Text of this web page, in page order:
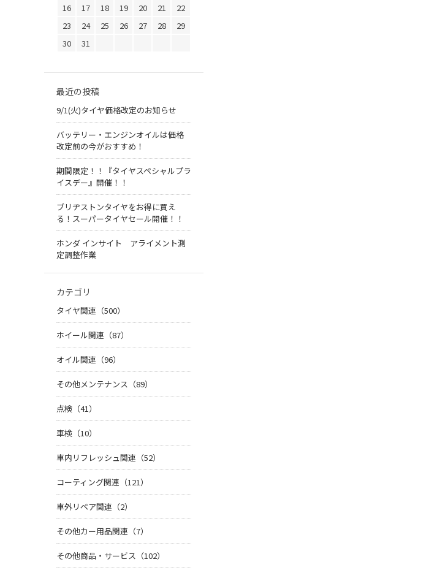
16
17 18 19 20 21
22
23
24 25 26 27 28
29
30
31
最近の投稿
9/1(火)タイヤ価格改定のお知らせ
バッテリー・エンジンオイルは価格
改定前の今がおすすめ！
期間限定！！『タイヤスペシャルプラ
イスデー』開催！！
ブリヂストンタイヤをお得に買え
る！スーパータイヤセール開催！！
ホンダ インサイト アライメント測
定調整作業
カテゴリ
タイヤ関連（500）
ホイール関連（87）
オイル関連（96）
その他メンテナンス（89）
点検（41）
車検（10）
車内リフレッシュ関連（52）
コーティング関連（121）
車外リペア関連（2）
その他カー用品関連（7）
その他商品・サービス（102）